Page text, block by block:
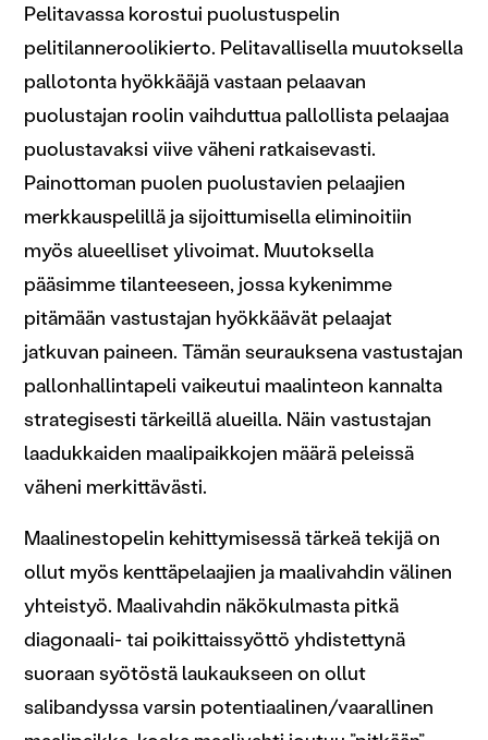
Pelitavassa korostui puolustuspelin
pelitilanneroolikierto. Pelitavallisella muutoksella
pallotonta hyökkääjä vastaan pelaavan
puolustajan roolin vaihduttua pallollista pelaajaa
puolustavaksi viive väheni ratkaisevasti.
Painottoman puolen puolustavien pelaajien
merkkauspelillä ja sijoittumisella eliminoitiin
myös alueelliset ylivoimat. Muutoksella
pääsimme tilanteeseen, jossa kykenimme
pitämään vastustajan hyökkäävät pelaajat
jatkuvan paineen. Tämän seurauksena vastustajan
pallonhallintapeli vaikeutui maalinteon kannalta
strategisesti tärkeillä alueilla. Näin vastustajan
laadukkaiden maalipaikkojen määrä peleissä
väheni merkittävästi.
Maalinestopelin kehittymisessä tärkeä tekijä on
ollut myös kenttäpelaajien ja maalivahdin välinen
yhteistyö. Maalivahdin näkökulmasta pitkä
diagonaali- tai poikittaissyöttö yhdistettynä
suoraan syötöstä laukaukseen on ollut
salibandyssa varsin potentiaalinen/vaarallinen